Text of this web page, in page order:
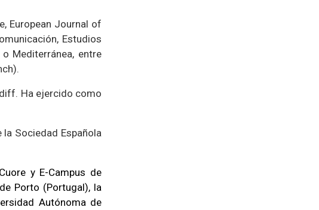
European Journal of
Estudios
Mediterránea, entre
Ha ejercido como
Sociedad Española
y E-Campus de
Porto (Portugal), la
Autónoma de